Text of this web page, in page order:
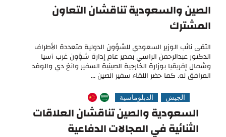
الصين والسعودية تناقشان التعاون
المشترك
التقى نائب الوزير السعودي للشؤون الدولية متعددة الأطراف
الدكتور عبدالرحمن الراسي بمدير عام إدارة شؤون غرب آسيا
وشمال إفريقيا بوزارة الخارجية الصينية السفير وانغ دي والوفد
المرافق له. كما حضر اللقاء سفير الصين ...
الجيش الدبلوماسية
السعودية والصين تناقشان العلاقات
الثنائية في المجالات الدفاعية